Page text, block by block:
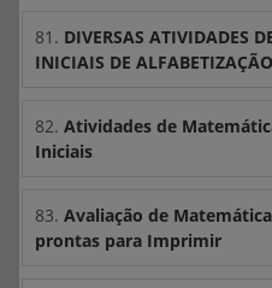
81. DIVERSAS ATIVIDADES
INICIAIS DE
82. Atividades de
Iniciais
83. Avaliação de
prontas para Imprimir